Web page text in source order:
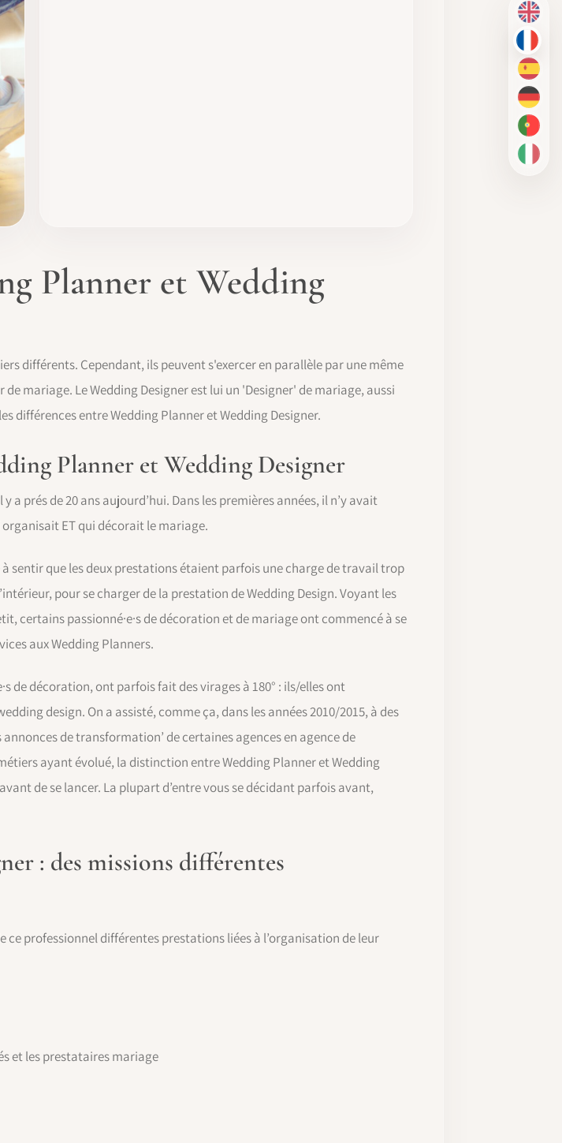
EN
FR
ES
DE
PT-BR
IT
Planner et Wedding
différents. Cependant, ils peuvent s'exercer en parallèle par une même
mariage. Le Wedding Designer est lui un 'Designer' de mariage, aussi
différences entre Wedding Planner et Wedding Designer.
Planner et Wedding Designer
prés de 20 ans aujourd’hui. Dans les premières années, il n’y avait
ET qui décorait le mariage.
sentir que les deux prestations étaient parfois une charge de travail trop
pour se charger de la prestation de Wedding Design. Voyant les
certains passionné·e·s de décoration et de mariage ont commencé à se
aux Wedding Planners.
de décoration, ont parfois fait des virages à 180° : ils/elles ont
design. On a assisté, comme ça, dans les années 2010/2015, à des
de transformation’ de certaines agences en agence de
ayant évolué, la distinction entre Wedding Planner et Wedding
de se lancer. La plupart d’entre vous se décidant parfois avant,
: des missions différentes
professionnel différentes prestations liées à l’organisation de leur
et les prestataires mariage